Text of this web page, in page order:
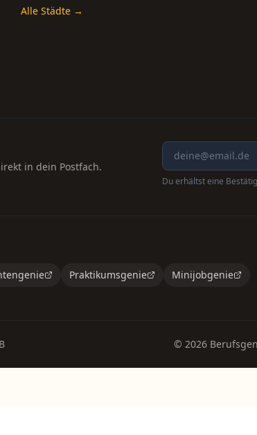
Alle Städte →
in dein Postfach.
Du erhältst eine
Praktikumsgenie Minijobgenie
© 2026